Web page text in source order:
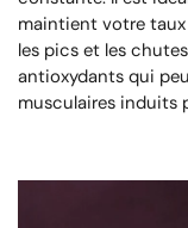
maintient votre
les pics et les
antioxydants qui
musculaires induits